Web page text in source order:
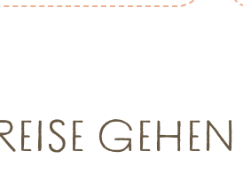
GEHEN